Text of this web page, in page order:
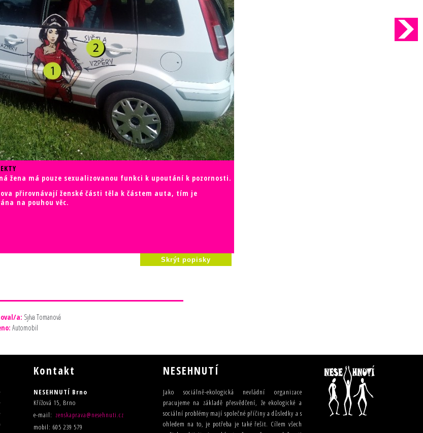
žena má pouze sexualizovanou funkci k upoutání k pozornosti.
přirovnávají ženské části těla k částem auta, tím je
na pouhou věc.
Skrýt popisky
a: Sylva Tomanová
Automobil
Kontakt
NESEHNUTÍ Brno
Křížová 15, Brno
e-mail: zenskaprava@nesehnuti.cz
mobil: 605 239 579
NESEHNUTÍ
Jako sociálně-ekologická nevládní organizace
pracujeme na základě přesvědčení, že ekologické a
sociální problémy mají společné příčiny a důsledky a s
ohledem na to, je potřeba je také řešit. Cílem všech